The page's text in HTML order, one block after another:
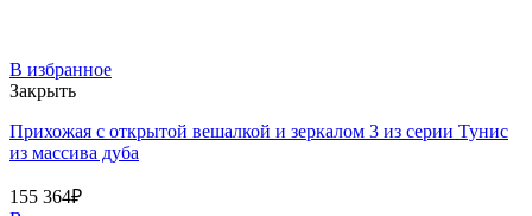
В избранное
Закрыть
Прихожая с открытой вешалкой и зеркалом 3 из серии Тунис
из массива дуба
155 364₽